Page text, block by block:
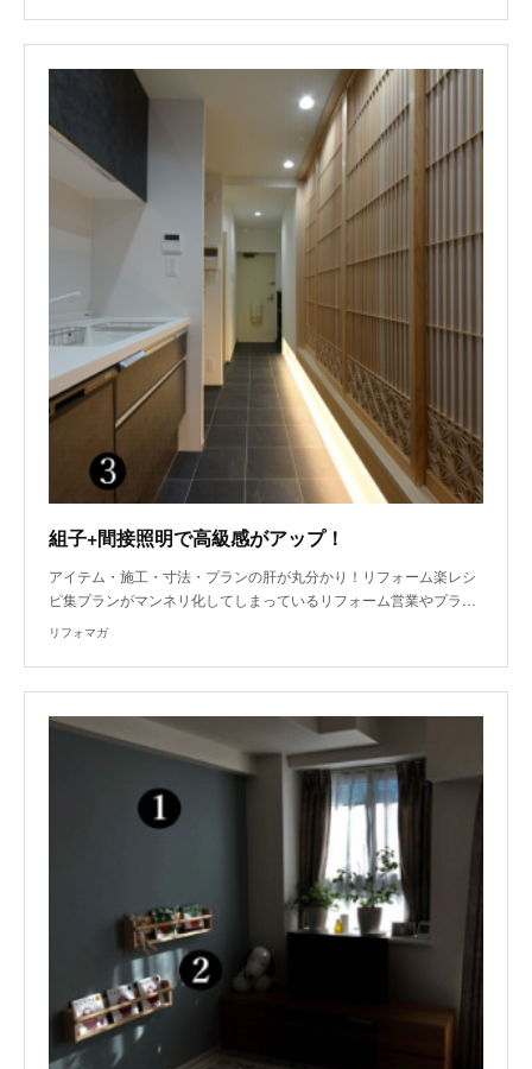
組子+間接照明で高級感がアップ！
アイテム・施工・寸法・プランの肝が丸分かり！リフォーム楽レシ
ピ集プランがマンネリ化してしまっているリフォーム営業やプラ…
リフォマガ